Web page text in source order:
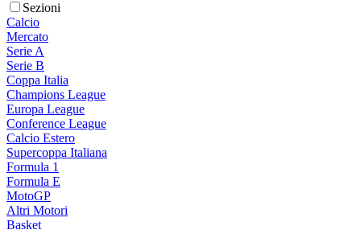
Sezioni
Calcio
Mercato
Serie A
Serie B
Coppa Italia
Champions League
Europa League
Conference League
Calcio Estero
Supercoppa Italiana
Formula 1
Formula E
MotoGP
Altri Motori
Basket